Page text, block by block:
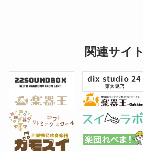
関連サイト